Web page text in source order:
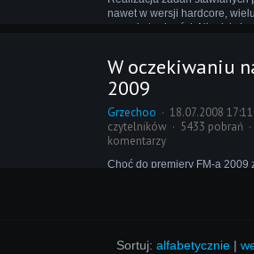
nawet w wersji hardcore,
sprawia trudności. Nie dziwi
przodująca idea gotowych
gry.
W oczekiwaniu
2009
Grzechoo
18.07.2008 17:11
czytelników
5433 pobrań
komentarzy
Choć do premiery FM-a 2009
Sortuj: alfabetycznie |